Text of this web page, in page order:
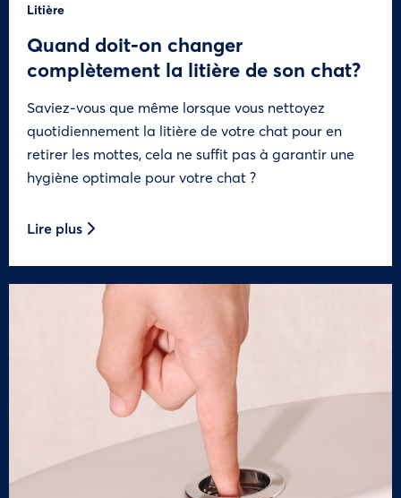
Litière
Quand doit-on changer
complètement la litière de son chat?
Saviez-vous que même lorsque vous nettoyez
quotidiennement la litière de votre chat pour en
retirer les mottes, cela ne suffit pas à garantir une
hygiène optimale pour votre chat ?
Lire plus